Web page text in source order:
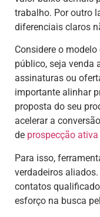
trabalho. Por outro
diferenciais claros
Considere o
público, seja venda
assinaturas ou
importante alinhar
proposta do seu
acelerar a
de prospecção ativa
Para isso,
verdadeiros
contatos
esforço na busca